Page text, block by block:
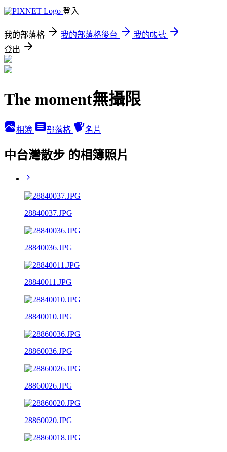
登入
我的部落格 我的部落格後台
我的帳號
登出
The moment無攝限
相簿 部落格 名片
中台灣散步 的相簿照片
28840037.JPG
28840036.JPG
28840011.JPG
28840010.JPG
28860036.JPG
28860026.JPG
28860020.JPG